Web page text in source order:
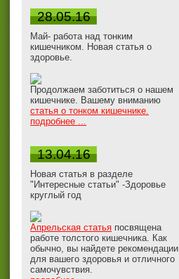
28.05.16
Май- работа над тонким
кишечником. Новая статья о
здоровье.
Продолжаем заботиться о нашем
кишечнике. Вашему вниманию
статья о тонком кишечнике.
подробнее ...
13.04.16
Новая статья в разделе
"Интересные статьи" -Здоровье
круглый год
Апрельская статья посвящена
работе толстого кишечника. Как
обычно, вы найдете рекомендации
для вашего здоровья и отличного
самочувствия.